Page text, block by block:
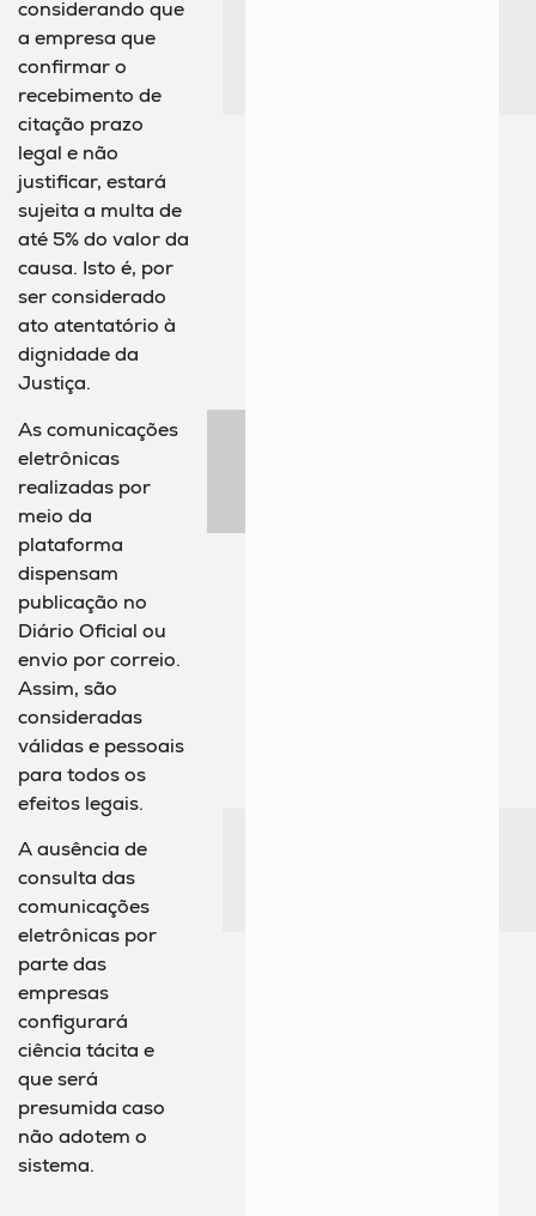
considerando que
a empresa que
confirmar o
recebimento de
citação prazo
legal e não
justificar, estará
sujeita a multa de
até 5% do valor da
causa. Isto é, por
ser considerado
ato atentatório à
dignidade da
Justiça.
As comunicações
eletrônicas
realizadas por
meio da
plataforma
dispensam
publicação no
Diário Oficial ou
envio por correio.
Assim, são
consideradas
válidas e pessoais
para todos os
efeitos legais.
A ausência de
consulta das
comunicações
eletrônicas por
parte das
empresas
configurará
ciência tácita e
que será
presumida caso
não adotem o
sistema.